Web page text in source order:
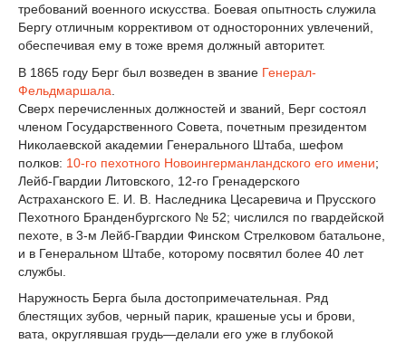
требований военного искусства. Боевая опытность служила
Бергу отличным коррективом от односторонних увлечений,
обеспечивая ему в тоже время должный авторитет.
В 1865 году Берг был возведен в звание Генерал-
Фельдмаршала
Сверх перечисленных должностей и званий, Берг состоял
членом Государственного Совета, почетным президентом
Николаевской академии Генерального Штаба, шефом
полков: 10-го пехотного Новоингерманландского его имени;
Лейб-Гвардии Литовского, 12-го Гренадерского
Астраханского Е. И. В. Наследника Цесаревича и Прусского
Пехотного Бранденбургского № 52; числился по гвардейской
пехоте, в 3-м Лейб-Гвардии Финском Стрелковом батальоне,
и в Генеральном Штабе, которому посвятил более 40 лет
службы.
Наружность Берга была достопримечательная. Ряд
блестящих зубов, черный парик, крашеные усы и брови,
вата, округлявшая грудь—делали его уже в глубокой